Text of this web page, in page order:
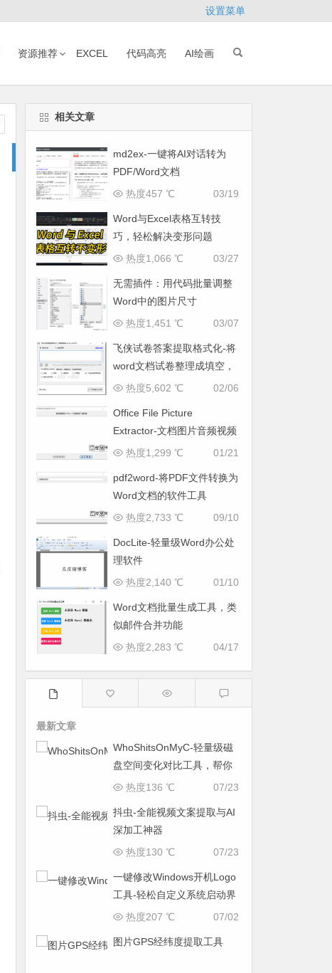
设置菜单
资源推荐 EXCEL 代码高亮 AI绘画
相关文章
md2ex-一键将AI对话转为
PDF/Word文档
03/19
热度457 ℃
Word与Excel表格互转技
巧，轻松解决变形问题
03/27
热度1,066 ℃
无需插件：用代码批量调整
Word中的图片尺寸
03/07
热度1,451 ℃
飞侠试卷答案提取格式化-将
word文档试卷整理成填空，
并自动将答案在页尾整理成
02/06
热度5,602 ℃
Office File Picture
Extractor-文档图片音频视频
提取工具
01/21
热度1,299 ℃
pdf2word-将PDF文件转换为
Word文档的软件工具
09/10
热度2,733 ℃
DocLite-轻量级Word办公处
理软件
01/10
热度2,140 ℃
Word文档批量生成工具，类
似邮件合并功能
04/17
热度2,283 ℃
最新文章
WhoShitsOnMyC-轻量级磁
盘空间变化对比工具，帮你
找出“吃掉”空间的罪魁祸首
07/23
热度136 ℃
抖虫-全能视频文案提取与AI
深加工神器
07/23
热度130 ℃
一键修改Windows开机Logo
工具-轻松自定义系统启动界
面
07/02
热度207 ℃
图片GPS经纬度提取工具